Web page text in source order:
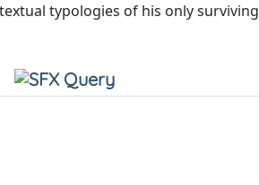
typologies of his only surviving